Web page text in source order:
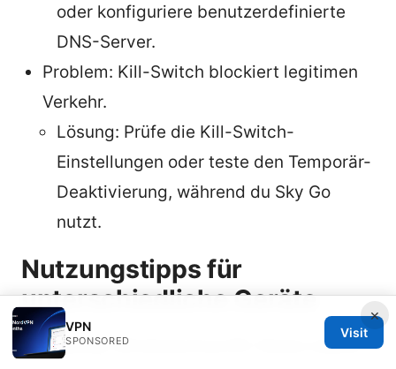
oder konfiguriere benutzerdefinierte
DNS-Server.
Problem: Kill-Switch blockiert legitimen
Verkehr.
Lösung: Prüfe die Kill-Switch-
Einstellungen oder teste den Temporär-
Deaktivierung, während du Sky Go
nutzt.
Nutzungstipps für
unterschiedliche Geräte
Desktop Windows/macOS: Nutze stabile
×
VPN
SPONSORED
Visit